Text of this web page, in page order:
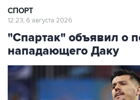
СПОРТ
12:23, 6 августа 2026
"Спартак" объявил о
нападающего Даку